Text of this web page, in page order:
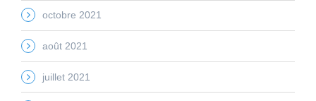
octobre 2021
août 2021
juillet 2021